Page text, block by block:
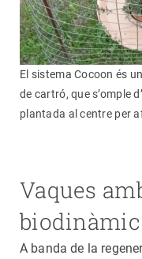
El sistema Cocoon és
de cartró, que s’omple
plantada al centre per
Vaques
biodinàmic
A banda de la